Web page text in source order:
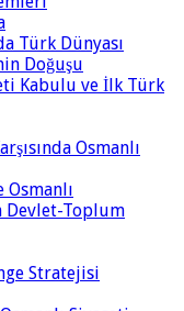
Türk Dünyası
Doğuşu
Kabulu ve İlk Türk
Osmanlı
Osmanlı
Devlet-Toplum
Stratejisi